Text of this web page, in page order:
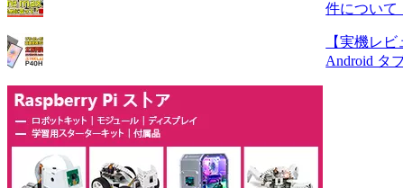
件について
【実機レ
Android タ